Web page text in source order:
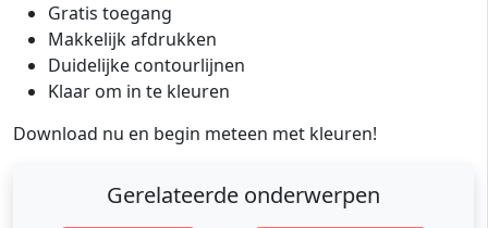
Gratis toegang
Makkelijk afdrukken
Duidelijke contourlijnen
Klaar om in te kleuren
Download nu en begin meteen met kleuren!
Gerelateerde onderwerpen